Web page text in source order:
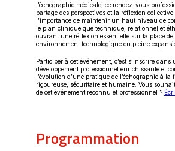
l’échographie médicale, ce rendez-vous
partage des perspectives et la réflexion
l’importance de maintenir un haut niveau de
le plan clinique que technique, relationnel et
ouvrant une réflexion essentielle sur la place
environnement technologique en pleine
Participer à cet événement, c’est s’inscrire dans
développement professionnel enrichissante et
l’évolution d’une pratique de l’échographie à la
rigoureuse, sécuritaire et humaine. Vous
de cet événement reconnu et professionnel ?
Programmation